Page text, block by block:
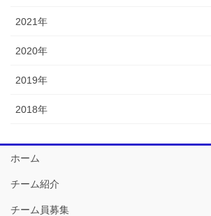
2021年
2020年
2019年
2018年
ホーム
チーム紹介
チーム員募集